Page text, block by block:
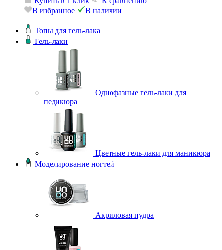
Купить в 1 клик
К сравнению
Топы для гель-лака
Гель-лаки
Однофазные гель-лаки для
педикюра
Цветные гель-лаки для маникюра
Моделирование ногтей
Акриловая пудра